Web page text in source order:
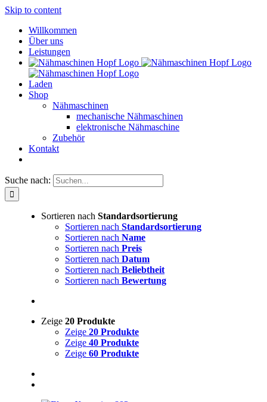
Skip to content
Willkommen
Über uns
Leistungen
Laden
Shop
Nähmaschinen
mechanische Nähmaschinen
elektronische Nähmaschine
Zubehör
Kontakt
Suche nach:
Sortieren nach Standardsortierung
Sortieren nach Standardsortierung
Sortieren nach Name
Sortieren nach Preis
Sortieren nach Datum
Sortieren nach Beliebtheit
Sortieren nach Bewertung
Zeige 20 Produkte
Zeige 20 Produkte
Zeige 40 Produkte
Zeige 60 Produkte